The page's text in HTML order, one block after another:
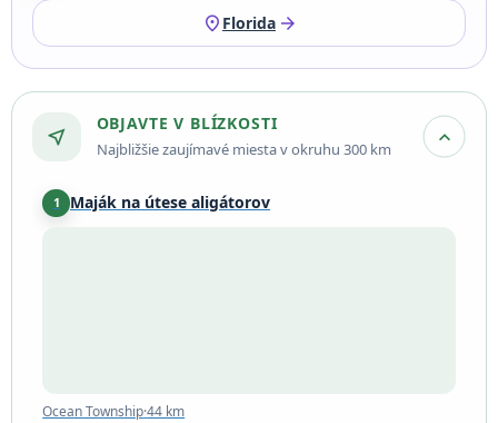
location_on Florida arrow_forward
near_me
OBJAVTE V BLÍZKOSTI
Najbližšie zaujímavé miesta v okruhu 300 km expand_more
1 Maják na útese aligátorov
Ocean Township·44 km